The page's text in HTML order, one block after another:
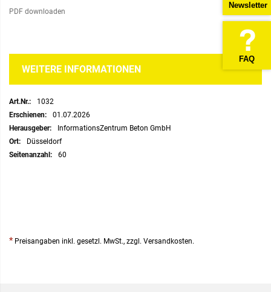
Newsletter
FAQ
PDF downloaden
WEITERE INFORMATIONEN
Weitere
Informationen
1032
01.07.2026
InformationsZentrum Beton GmbH
Düsseldorf
60
*Preisangaben inkl. gesetzl. MwSt., zzgl. Versandkosten.